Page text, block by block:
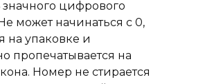
цифрового
может начинаться с 0,
на упаковке и
пропечатывается на
Номер не стирается